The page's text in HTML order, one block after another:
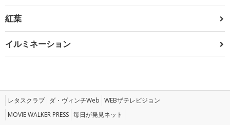
紅葉
イルミネーション
レタスクラブ ダ・ヴィンチWeb WEBザテレビジョン
MOVIE WALKER PRESS 毎日が発見ネット